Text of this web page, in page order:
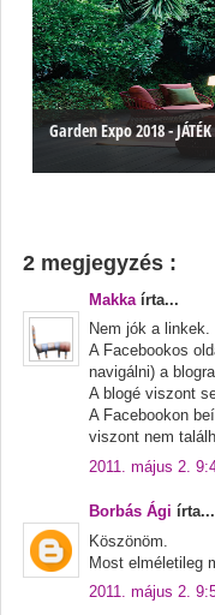
Garden Expo 2018 - JÁTÉK
2 megjegyzés :
Makka írta...
Nem jók a linkek.
A Facebookos
navigálni) a
A blogé viszont
A Facebookon
viszont nem
2011. május 2.
Borbás Ági írta...
Köszönöm.
Most elméletileg
2011. május 2.